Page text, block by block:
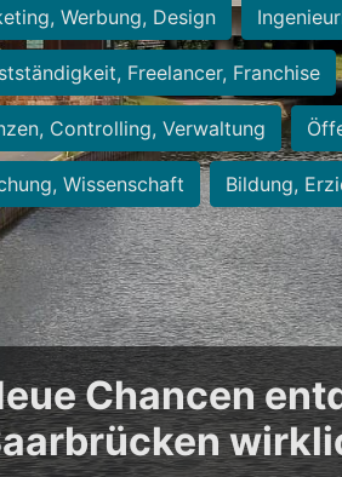
Werbung, Design
Freelancer, Franchise
Controlling, Verwaltung
Wissenschaft Bildung,
Chancen